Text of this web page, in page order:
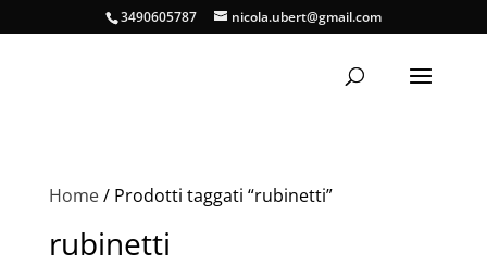
3490605787 nicola.ubert@gmail.com
Home/ Prodotti taggati “rubinetti”
rubinetti